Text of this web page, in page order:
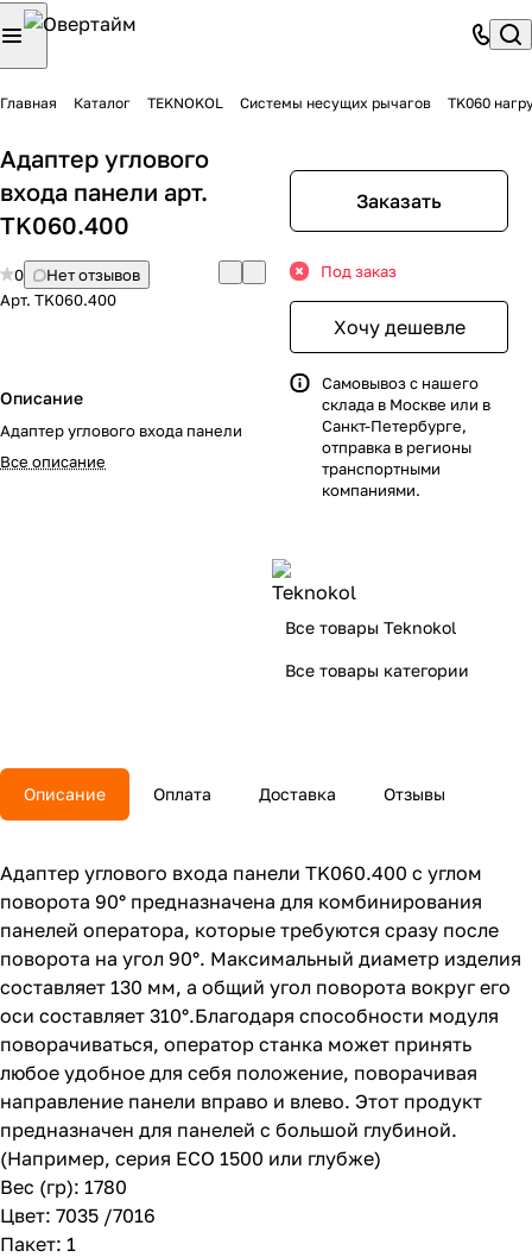
Главная Каталог TEKNOKOL Системы несущих рычагов TK060
Адаптер углового
входа панели арт.
TK060.400
0
Нет отзывов
Арт. TK060.400
Описание
Адаптер углового входа панели
Все описание
Заказать
Под заказ
Хочу дешевле
Самовывоз с нашего
склада в Москве или в
Санкт-Петербурге,
отправка в регионы
транспортными
компаниями.
Все товары Teknokol
Все товары категории
Описание Оплата Доставка Отзывы
Адаптер углового входа панели TK060.400 с углом
поворота 90° предназначена для комбинирования
панелей оператора, которые требуются сразу после
поворота на угол 90°. Максимальный диаметр изделия
составляет 130 мм, а общий угол поворота вокруг его
оси составляет 310°.Благодаря способности модуля
поворачиваться, оператор станка может принять
любое удобное для себя положение, поворачивая
направление панели вправо и влево. Этот продукт
предназначен для панелей с большой глубиной.
(Например, серия ECO 1500 или глубже)
Вес (гр): 1780
Цвет: 7035 /7016
Пакет: 1